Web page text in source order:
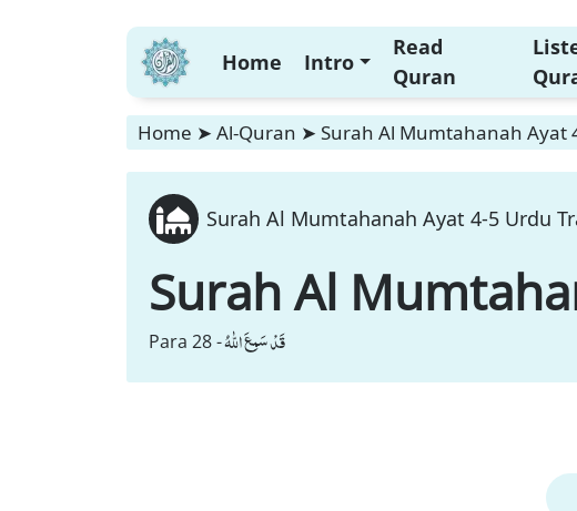
Home Intro
Read
Quran
Home ➤ Al-Quran ➤ Surah Al Mumtahanah Ayat
Surah Al Mumtahanah Ayat 4-5 Urdu
Surah Al
Para 28 -قَدْ سَمِعَ اللّٰهُ